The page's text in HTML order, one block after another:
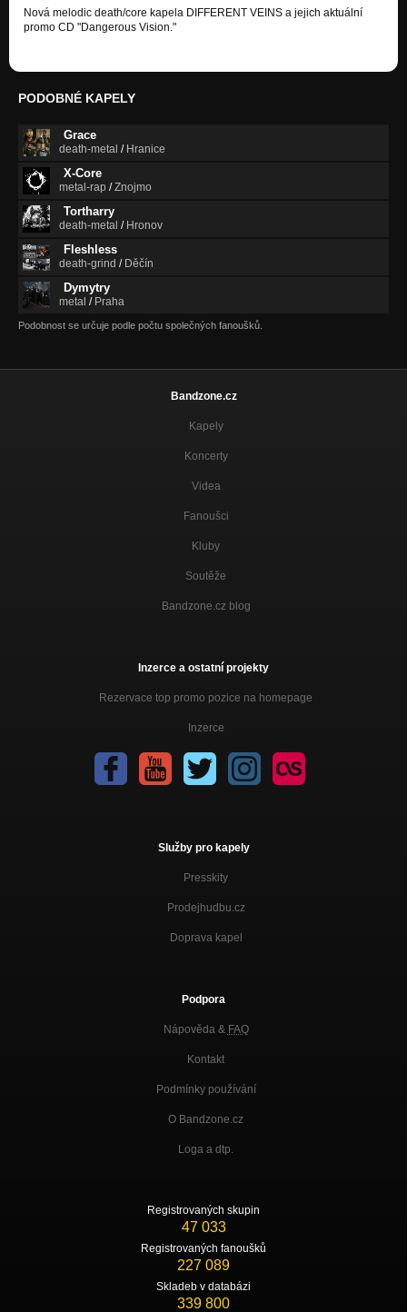
Nová melodic death/core kapela DIFFERENT VEINS a jejich aktuální
promo CD "Dangerous Vision."
PODOBNÉ KAPELY
Grace
death-metal / Hranice
X-Core
metal-rap /Znojmo
Tortharry
death-metal / Hronov
Fleshless
death-grind / Děčín
Dymytry
metal / Praha
Podobnost se určuje podle počtu společných fanoušků.
Bandzone.cz
Kapely
Koncerty
Videa
Fanoušci
Kluby
Soutěže
Bandzone.cz blog
Inzerce a ostatní projekty
Rezervace top promo pozice na homepage
Inzerce
Služby pro kapely
Presskity
Prodejhudbu.cz
Doprava kapel
Podpora
Nápověda & FAQ
Kontakt
Podmínky používání
O Bandzone.cz
Loga a dtp.
Registrovaných skupin
47 033
Registrovaných fanoušků
227 089
Skladeb v databázi
339 800